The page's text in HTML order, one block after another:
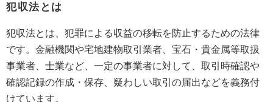
犯収法とは
犯収法とは、犯罪による収益の移転を防止するための法律
です。金融機関や宅地建物取引業者、宝石・貴金属等取扱
事業者、士業など、一定の事業者に対して、取引時確認や
確認記録の作成・保存、疑わしい取引の届出などを義務付
けています。